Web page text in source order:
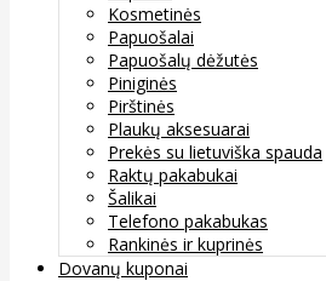
Kosmetinės
Papuošalai
Papuošalų dėžutės
Piniginės
Pirštinės
Plaukų aksesuarai
Prekės su lietuviška spauda
Raktų pakabukai
Šalikai
Telefono pakabukas
Rankinės ir kuprinės
Dovanų kuponai